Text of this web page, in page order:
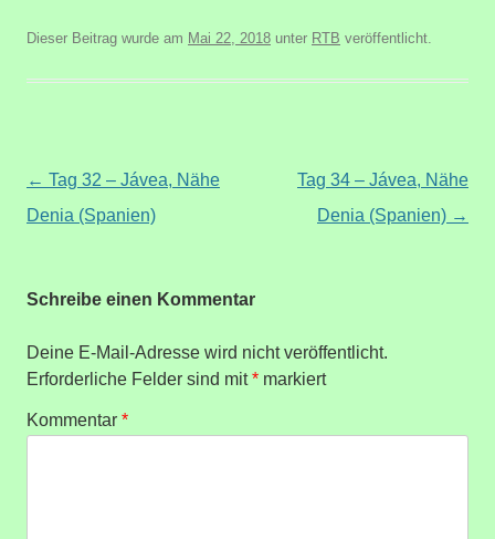
Dieser Beitrag wurde am Mai 22, 2018 unter RTB veröffentlicht.
Beitragsnavigation
← Tag 32 – Jávea, Nähe
Denia (Spanien)
Tag 34 – Jávea, Nähe
Denia (Spanien) →
Schreibe einen Kommentar
Deine E-Mail-Adresse wird nicht veröffentlicht.
Erforderliche Felder sind mit* markiert
Kommentar *